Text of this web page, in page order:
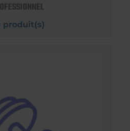
produit(s)